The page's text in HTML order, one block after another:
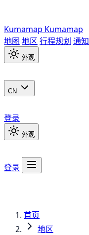
Kumamap Kumamap
地图 地区 行程规划 通知
外观
CN
登录
外观
登录
首页
地区